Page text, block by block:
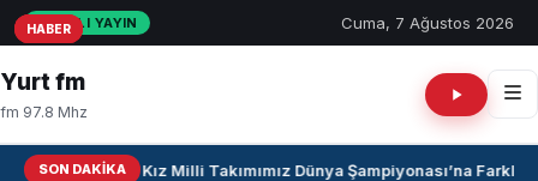
CANLI YAYIN Cuma, 7 Ağustos 2026
Yurt fm
fm 97.8 Mhz
SON DAKIKAU17 Kız Milli Takımımız Dünya Şampiyonası’na Farklı
HABER
HABER
HABER